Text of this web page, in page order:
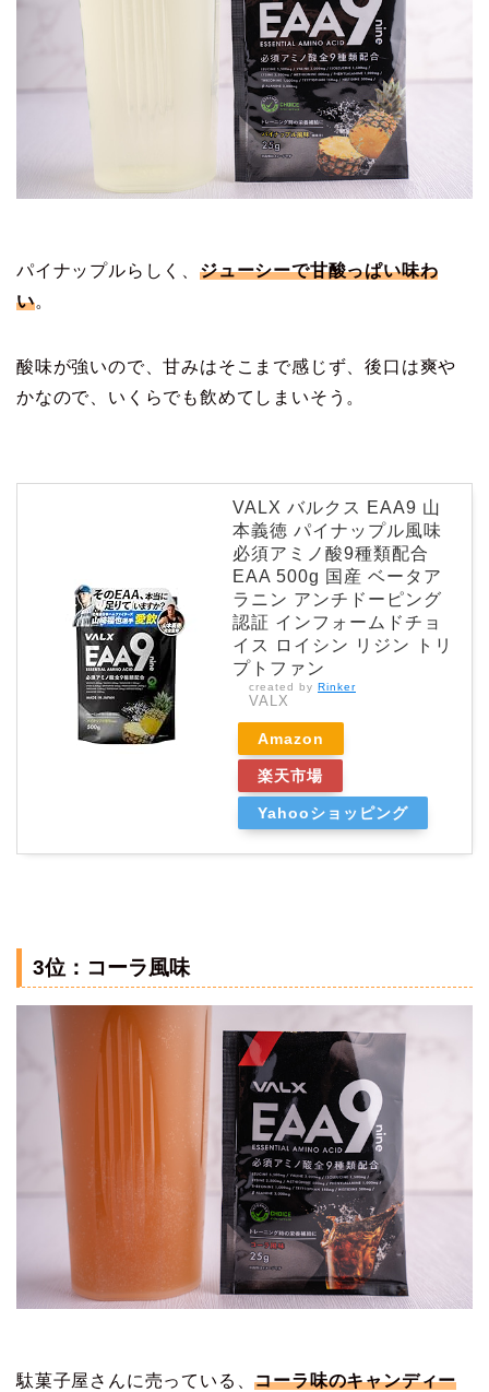
パイナップルらしく、 ジューシーで甘酸っぱい味わ
い。
酸味が強いので、甘みはそこまで感じず、後口は爽や
かなので、いくらでも飲めてしまいそう。
VALX バルクス EAA9 山
本義徳 パイナップル風味
必須アミノ酸9種類配合
EAA 500g 国産 ベータア
ラニン アンチドーピング
認証 インフォームドチョ
イス ロイシン リジン トリ
プトファン
created by Rinker
VALX
Amazon
楽天市場
Yahooショッピング
3位：コーラ風味
駄菓子屋さんに売っている、コーラ味のキャンディー